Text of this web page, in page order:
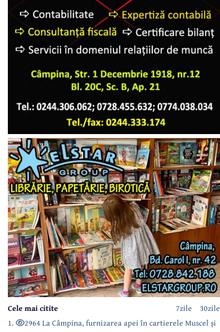
30zile
7zile
Cele mai citite
1.
2964 La Câmpina, furnizarea apei în cartierele Muscel și